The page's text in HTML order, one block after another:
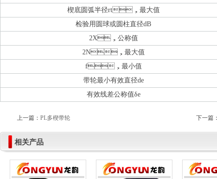
楔底圆弧半径rt，最大值
检验用圆球或圆柱直径dB
2X，公称值
2N，最大值
f，最小值
带轮最小有效直径de
有效线差公称值δe
上一篇： PL多楔带轮 下一篇
相关产品